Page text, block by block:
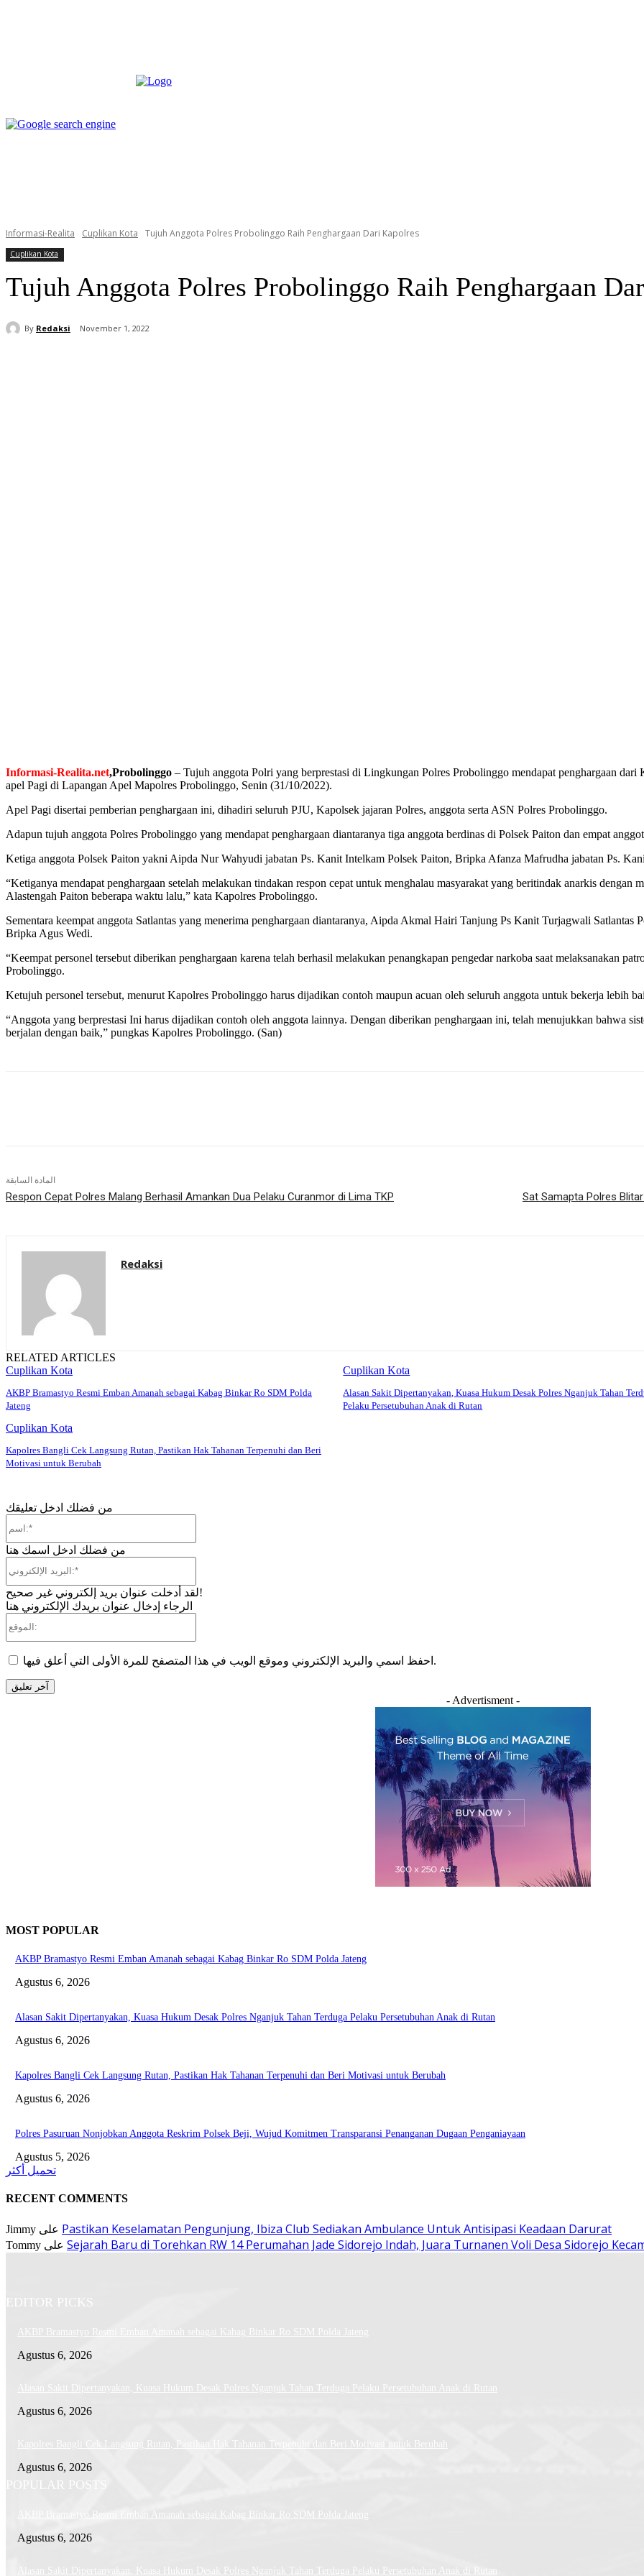
Informasi-Realita Cuplikan Kota Tujuh Anggota Polres Probolinggo Raih Penghargaan Dari Kapolres
Cuplikan Kota
Tujuh Anggota Polres Probolinggo Raih Penghargaan
By Redaksi November 1, 2022
Informasi-Realita.net,Probolinggo – Tujuh anggota Polri yang berprestasi di Lingkungan Polres Probolinggo mendapat penghargaan
apel Pagi di Lapangan Apel Mapolres Probolinggo, Senin (31/10/2022).
Apel Pagi disertai pemberian penghargaan ini, dihadiri seluruh PJU, Kapolsek jajaran Polres, anggota serta ASN Polres Probolinggo.
Adapun tujuh anggota Polres Probolinggo yang mendapat penghargaan diantaranya tiga anggota berdinas di Polsek Paiton dan empat
Ketiga anggota Polsek Paiton yakni Aipda Nur Wahyudi jabatan Ps. Kanit Intelkam Polsek Paiton, Bripka Afanza Mafrudha jabatan Ps.
“Ketiganya mendapat penghargaan setelah melakukan tindakan respon cepat untuk menghalau masyarakat yang beritindak anarkis dengan
Alastengah Paiton beberapa waktu lalu,” kata Kapolres Probolinggo.
Sementara keempat anggota Satlantas yang menerima penghargaan diantaranya, Aipda Akmal Hairi Tanjung Ps Kanit Turjagwali
Bripka Agus Wedi.
“Keempat personel tersebut diberikan penghargaan karena telah berhasil melakukan penangkapan pengedar narkoba saat melaksanakan
Probolinggo.
Ketujuh personel tersebut, menurut Kapolres Probolinggo harus dijadikan contoh maupun acuan oleh seluruh anggota untuk bekerja lebih
“Anggota yang berprestasi Ini harus dijadikan contoh oleh anggota lainnya. Dengan diberikan penghargaan ini, telah menujukkan bahwa
berjalan dengan baik,” pungkas Kapolres Probolinggo. (San)
المادة السابقة
Respon Cepat Polres Malang Berhasil Amankan Dua Pelaku Curanmor di Lima TKP Sat Samapta Polres
Redaksi
RELATED ARTICLES
Cuplikan Kota
AKBP Bramastyo Resmi Emban Amanah sebagai Kabag Binkar Ro SDM Polda
Jateng
Cuplikan Kota
Alasan Sakit Dipertanyakan, Kuasa Hukum Desak Polres Nganjuk Tahan
Pelaku Persetubuhan Anak di Rutan
Cuplikan Kota
Kapolres Bangli Cek Langsung Rutan, Pastikan Hak Tahanan Terpenuhi dan Beri
Motivasi untuk Berubah
من فضلك ادخل تعليقك
من فضلك ادخل اسمك هنا
لقد أدخلت عنوان بريد إلكتروني غير صحيح!
الرجاء إدخال عنوان بريدك الإلكتروني هنا
احفظ اسمي والبريد الإلكتروني وموقع الويب في هذا المتصفح للمرة الأولى التي أعلق فيها.
- Advertisment -
MOST POPULAR
AKBP Bramastyo Resmi Emban Amanah sebagai Kabag Binkar Ro SDM Polda Jateng
Agustus 6, 2026
Alasan Sakit Dipertanyakan, Kuasa Hukum Desak Polres Nganjuk Tahan Terduga Pelaku Persetubuhan Anak di Rutan
Agustus 6, 2026
Kapolres Bangli Cek Langsung Rutan, Pastikan Hak Tahanan Terpenuhi dan Beri Motivasi untuk Berubah
Agustus 6, 2026
Polres Pasuruan Nonjobkan Anggota Reskrim Polsek Beji, Wujud Komitmen Transparansi Penanganan Dugaan Penganiayaan
Agustus 5, 2026
تحميل أكثر
RECENT COMMENTS
Jimmy Pastikan Keselamatan Pengunjung, Ibiza Club Sediakan Ambulance Untuk Antisipasi Keadaan Darurat
Tommy Sejarah Baru di Torehkan RW 14 Perumahan Jade Sidorejo Indah, Juara Turnanen Voli Desa Sidorejo
EDITOR PICKS
AKBP Bramastyo Resmi Emban Amanah sebagai Kabag Binkar Ro SDM Polda Jateng
Agustus 6, 2026
Alasan Sakit Dipertanyakan, Kuasa Hukum Desak Polres Nganjuk Tahan Terduga Pelaku Persetubuhan Anak di Rutan
Agustus 6, 2026
Kapolres Bangli Cek Langsung Rutan, Pastikan Hak Tahanan Terpenuhi dan Beri Motivasi untuk Berubah
Agustus 6, 2026
POPULAR POSTS
AKBP Bramastyo Resmi Emban Amanah sebagai Kabag Binkar Ro SDM Polda Jateng
Agustus 6, 2026
Alasan Sakit Dipertanyakan, Kuasa Hukum Desak Polres Nganjuk Tahan Terduga Pelaku Persetubuhan Anak di Rutan